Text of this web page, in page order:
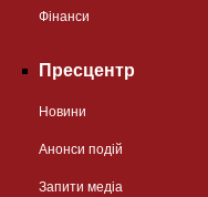
Фінанси
Пресцентр
Новини
Анонси подій
Запити медіа